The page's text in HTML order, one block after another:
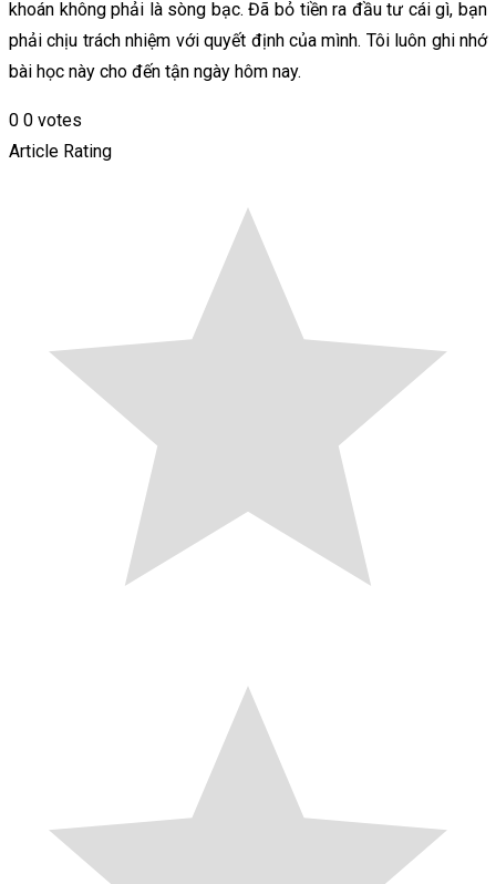
khoán không phải là sòng bạc. Đã bỏ tiền ra đầu tư cái gì, bạn
phải chịu trách nhiệm với quyết định của mình. Tôi luôn ghi nhớ
bài học này cho đến tận ngày hôm nay.
0 0 votes
Article Rating